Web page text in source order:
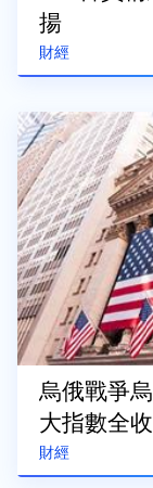
財經
揚
財經
烏俄戰爭
大指數全